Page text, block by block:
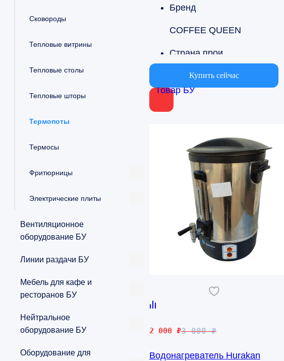
Сковороды
Тепловые витрины
Тепловые столы
Тепловые шторы
Термопоты
Термосы
Фритюрницы
Электрические плиты
Вентиляционное
оборудование БУ
Линии раздачи БУ
Мебель для кафе и
ресторанов БУ
Нейтральное
оборудование БУ
Оборудование для
Товар БУ
Бренд
COFFEE QUEEN
Швеция
Объем
Купить сейчас
3 000₽
Первоначальная
составляла
2 000 ₽
Текущая
2
Водонагреватель Hurakan